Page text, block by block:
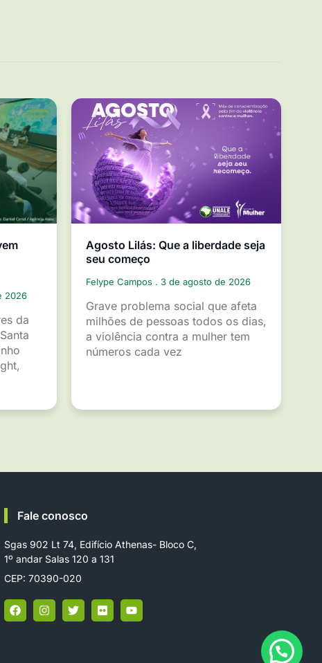
2026
da
Agosto Lilás: Que a liberdade seja
seu começo
Felype Campos 3 de agosto de 2026
Grave problema social que afeta
milhões de pessoas todos os dias,
a violência contra a mulher tem
números cada vez
Fale conosco
Sgas 902 Lt 74, Edifício Athenas- Bloco C,
1º andar Salas 120 a 131
CEP: 70390-020